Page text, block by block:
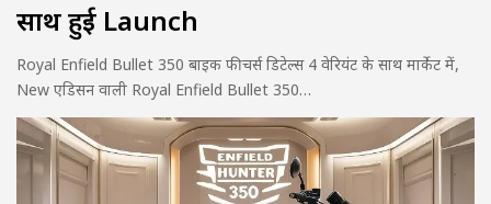
साथ हुई Launch
Royal Enfield Bullet 350 बाइक फीचर्स डिटेल्स 4 वेरियंट के साथ मार्केट में,
New एडिसन वाली Royal Enfield Bullet 350…